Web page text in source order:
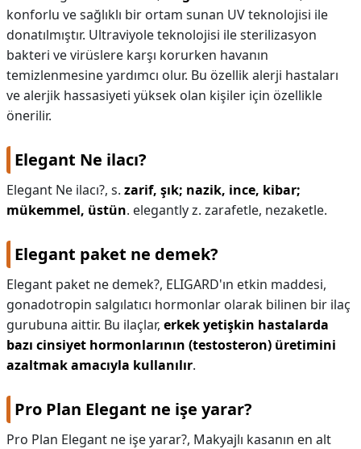
konforlu ve sağlıklı bir ortam sunan UV teknolojisi ile
donatılmıştır. Ultraviyole teknolojisi ile sterilizasyon
bakteri ve virüslere karşı korurken havanın
temizlenmesine yardımcı olur. Bu özellik alerji hastaları
ve alerjik hassasiyeti yüksek olan kişiler için özellikle
önerilir.
Elegant Ne ilacı?
Elegant Ne ilacı?, s. zarif, şık; nazik, ince, kibar;
mükemmel, üstün. elegantly z. zarafetle, nezaketle.
Elegant paket ne demek?
Elegant paket ne demek?, ELIGARD'ın etkin maddesi,
gonadotropin salgılatıcı hormonlar olarak bilinen bir ilaç
gurubuna aittir. Bu ilaçlar, erkek yetişkin hastalarda
bazı cinsiyet hormonlarının (testosteron) üretimini
azaltmak amacıyla kullanılır.
Pro Plan Elegant ne işe yarar?
Pro Plan Elegant ne işe yarar?, Makyajlı kasanın en alt